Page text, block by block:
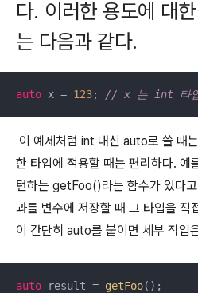
다. 이러한 용도에 대
는 다음과 같다.
auto x = 123; // x 는 int 타입
이 예제처럼 int 대신 auto로 쓸 때
한 타입에 적용할 때는 편리하다. 예
턴하는 getFoo()라는 함수가 있다
과를 변수에 저장할 때 그 타입을 직
이 간단히 auto를 붙이면 세부 작업
auto result = getFoo();